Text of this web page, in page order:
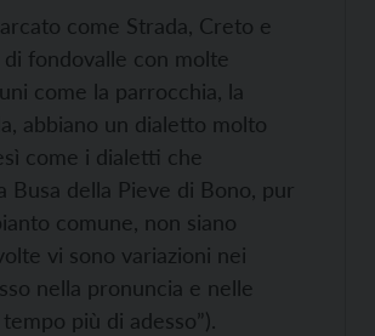
come Strada, Creto e
di fondovalle con molte
come la parrocchia, la
abbiano un dialetto molto
come i dialetti che
Busa della Pieve di Bono, pur
comune, non siano
vi sono variazioni nei
nella pronuncia e nelle
più di adesso”).